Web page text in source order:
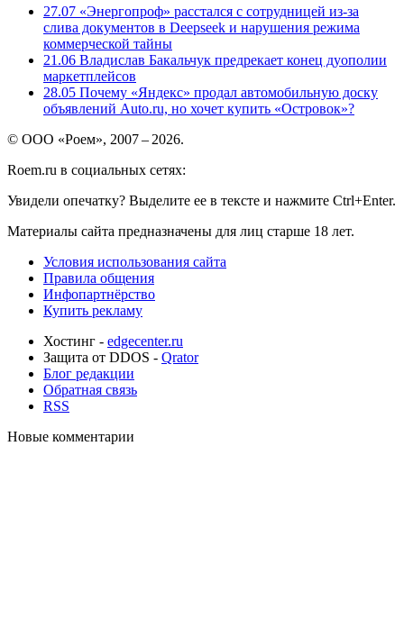
27.07 «Энергопроф» расстался с сотрудницей из-за
слива документов в Deepseek и нарушения режима
коммерческой тайны
21.06 Владислав Бакальчук предрекает конец дуополии
маркетплейсов
28.05 Почему «Яндекс» продал автомобильную доску
объявлений Auto.ru, но хочет купить «Островок»?
© ООО «Роем», 2007 – 2026.
Roem.ru в социальных сетях:
Увидели опечатку? Выделите ее в тексте и нажмите Ctrl+Enter.
Материалы сайта предназначены для лиц старше 18 лет.
Условия использования сайта
Правила общения
Инфопартнёрство
Купить рекламу
Хостинг - edgecenter.ru
Защита от DDOS - Qrator
Блог редакции
Обратная связь
RSS
Новые комментарии